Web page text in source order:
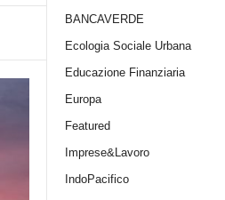
BANCAVERDE
Ecologia Sociale Urbana
Educazione Finanziaria
Europa
Featured
Imprese&Lavoro
IndoPacifico